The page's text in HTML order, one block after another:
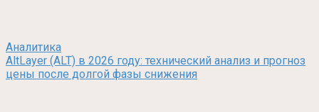
Аналитика
AltLayer (ALT) в 2026 году: технический анализ и прогноз
цены после долгой фазы снижения